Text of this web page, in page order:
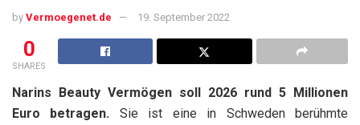
by Vermoegenet.de 19. September 2022
0
SHARES
Narins Beauty Vermögen soll 2026 rund 5 Millionen
Euro betragen. Sie ist eine in Schweden berühmte